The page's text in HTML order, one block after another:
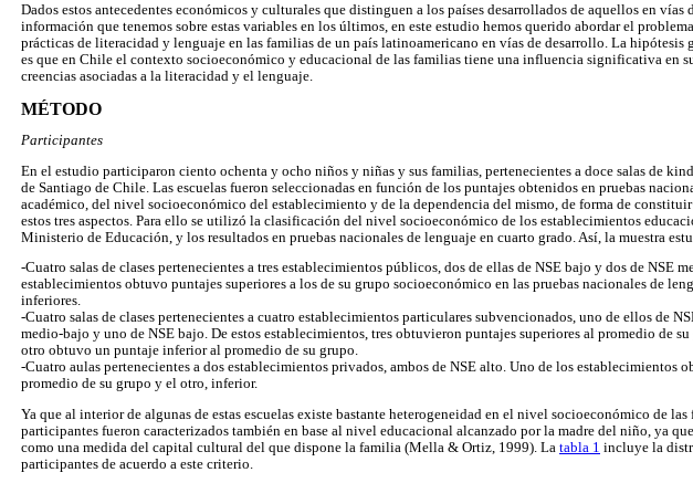
Dados estos antecedentes económicos y culturales que distinguen a los países desarrollados de aquellos en vías
información que tenemos sobre estas variables en los últimos, en este estudio hemos querido abordar el
prácticas de literacidad y lenguaje en las familias de un país latinoamericano en vías de desarrollo. La hipótesis
es que en Chile el contexto socioeconómico y educacional de las familias tiene una influencia significativa en
creencias asociadas a la literacidad y el lenguaje.
MÉTODO
Participantes
En el estudio participaron ciento ochenta y ocho niños y niñas y sus familias, pertenecientes a doce salas de
de Santiago de Chile. Las escuelas fueron seleccionadas en función de los puntajes obtenidos en pruebas
académico, del nivel socioeconómico del establecimiento y de la dependencia del mismo, de forma de constituir
estos tres aspectos. Para ello se utilizó la clasificación del nivel socioeconómico de los establecimientos
Ministerio de Educación, y los resultados en pruebas nacionales de lenguaje en cuarto grado. Así, la muestra
-Cuatro salas de clases pertenecientes a tres establecimientos públicos, dos de ellas de NSE bajo y dos de NSE
establecimientos obtuvo puntajes superiores a los de su grupo socioeconómico en las pruebas nacionales de
inferiores.
-Cuatro salas de clases pertenecientes a cuatro establecimientos particulares subvencionados, uno de ellos de
medio-bajo y uno de NSE bajo. De estos establecimientos, tres obtuvieron puntajes superiores al promedio de
otro obtuvo un puntaje inferior al promedio de su grupo.
-Cuatro aulas pertenecientes a dos establecimientos privados, ambos de NSE alto. Uno de los establecimientos
promedio de su grupo y el otro, inferior.
Ya que al interior de algunas de estas escuelas existe bastante heterogeneidad en el nivel socioeconómico de
participantes fueron caracterizados también en base al nivel educacional alcanzado por la madre del niño, ya
como una medida del capital cultural del que dispone la familia (Mella & Ortiz, 1999). La tabla 1 incluye la
participantes de acuerdo a este criterio.